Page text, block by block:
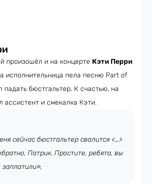
произошёл и на концерте Кэти Перри
исполнительница пела песню Part of
падать бюстгальтер. К счастью, на
ассистент и смекалка Кэти.
сейчас бюстгальтер свалится <…>
Патрик. Простите, ребята, вы